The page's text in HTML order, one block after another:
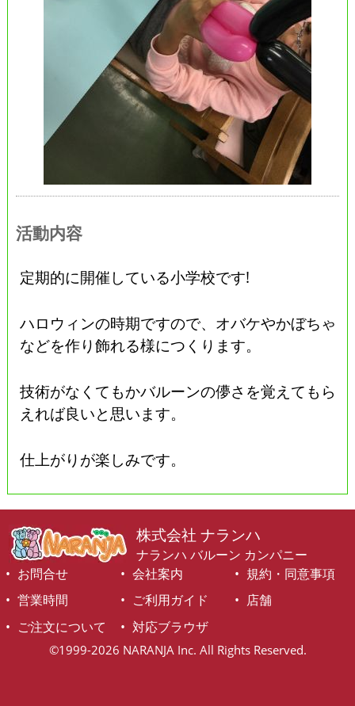
活動内容
定期的に開催している小学校です!
ハロウィンの時期ですので、オバケやかぼちゃ
などを作り飾れる様につくります。
技術がなくてもかバルーンの儚さを覚えてもら
えれば良いと思います。
仕上がりが楽しみです。
株式会社 ナランハ
ナランハ バルーン カンパニー
お問合せ
会社案内
規約・同意事項
営業時間
ご利用ガイド
店舗
ご注文について
対応ブラウザ
©1999-2026 NARANJA Inc. All Rights Reserved.